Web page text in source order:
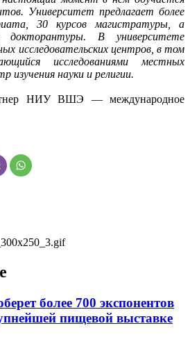
Университет предлагает более
30 курсов магистратуры, а
В университете
исследовательских центров, в том
исследованиями местных
изучения науки и религии.
НИУ ВШЭ — международное
более 700 экспонентов
пищевой выставке